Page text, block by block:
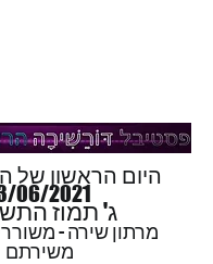
היום הראשון של
06/2021
ג' תמוז
מרתון שירה -
משירתם